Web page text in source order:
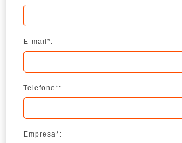
E-mail*:
Telefone*:
Empresa*: